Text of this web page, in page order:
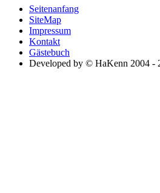
Seitenanfang
SiteMap
Impressum
Kontakt
Gästebuch
Developed by © HaKenn 2004 -